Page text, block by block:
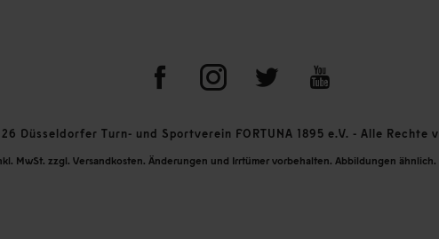
Düsseldorfer Turn- und Sportverein FORTUNA 1895 e.V. - Alle Rechte
MwSt. zzgl. Versandkosten. Änderungen und Irrtümer vorbehalten. Abbildungen